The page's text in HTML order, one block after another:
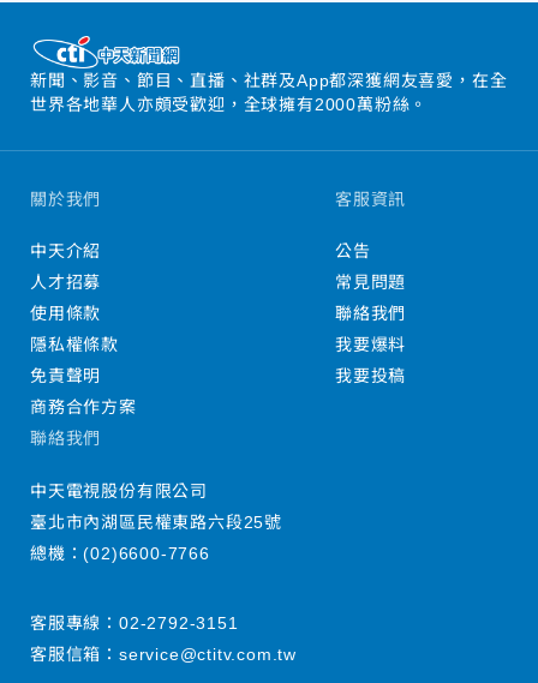
新聞、影音、節目、直播、社群及App都深獲網友喜愛，在全
世界各地華人亦頗受歡迎，全球擁有2000萬粉絲。
關於我們
中天介紹
人才招募
使用條款
隱私權條款
免責聲明
商務合作方案
客服資訊
公告
常見問題
聯絡我們
我要爆料
我要投稿
聯絡我們
中天電視股份有限公司
臺北市內湖區民權東路六段25號
總機：(02)6600-7766
客服專線： 02-2792-3151
客服信箱： service@ctitv.com.tw